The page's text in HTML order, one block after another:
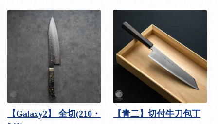
【Galaxy2】 全切(210・
【青二】切付牛刀包丁